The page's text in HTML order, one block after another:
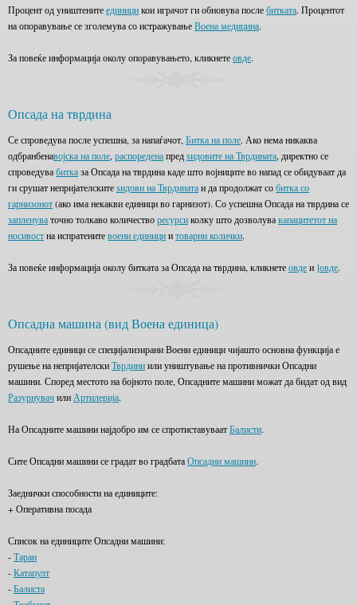
Процент од уништенитеединицикои играчот ги обновува послебитката. Процентот
на опоравување се зголемува со истражувањеВоена медицина.
За повеќе информација околу опоравувањето, кликнетеовде.
Опсада на тврдина
Се спроведува после успешна, за напаѓачот, Битка на поле. Ако нема никаква
одбранбенавојска на поле, распореденапредѕидовите на Тврдината, директно се
спроведувабитказа Опсада на тврдина каде што војниците во напад се обидуваат да
ги срушат непријателскитеѕидови на Тврдинатаи да продолжат собитка со
гарнизонот(ако има некакви единици во гарнизот). Со успешна Опсада на тврдина се
запленуваточно толкаво количестворесурсиколку што дозволувакапацитетот на
носивостна испратенитевоени единициитоварни колички.
За повеќе информација околу битката за Опсада на тврдина, кликнетеовдеи]овде.
Опсадна машина (вид Воена единица)
Опсадните единици се специјализирани Воени единици чијашто основна функција е
рушење на непријателскиТврдиниили уништување на противнички Опсадни
машини. Според местото на бојното поле, Опсадните машини можат да бидат од вид
Разурнувачили Артилерија.
На Опсадните машини најдобро им се спротиставуваатБалисти.
Сите Опсадни машини се градат во градбатаОпсадни машини.
Заеднички способности на единиците:
+ Оперативна посада
Список на единиците Опсадни машини:
-Таран
-Катапулт
-Балиста